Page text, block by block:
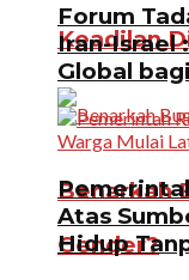
Keadilan
Benarkah
Gender?
Forum
Iran-Israel
Global
Atas
Hidup